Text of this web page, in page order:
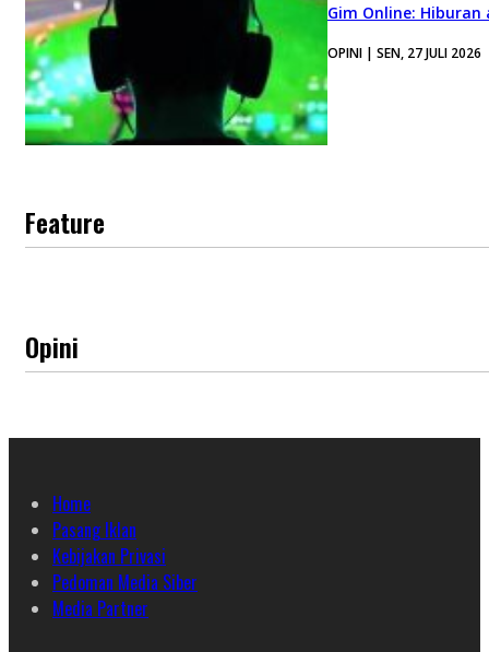
Gim Online:
OPINI | SEN, 27 JULI 2026
Feature
Opini
Home
Pasang Iklan
Kebijakan Privasi
Pedoman Media Siber
Media Partner